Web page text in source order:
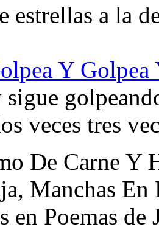
estrellas a la
Y
veces tres
De Carne Y
Manchas En
en Poemas de